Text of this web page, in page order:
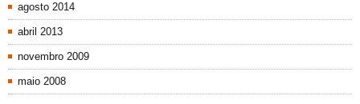
agosto 2014
abril 2013
novembro 2009
maio 2008